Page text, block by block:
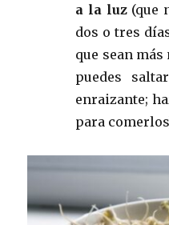
a la luz(que
dos o tres
que sean
puedes
enraizante;
para